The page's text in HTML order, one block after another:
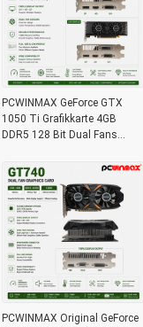
PCWINMAX GeForce GTX
1050 Ti Grafikkarte 4GB
DDR5 128 Bit Dual Fans
1050Ti Desktop-GPU
PCWINMAX Original GeForce